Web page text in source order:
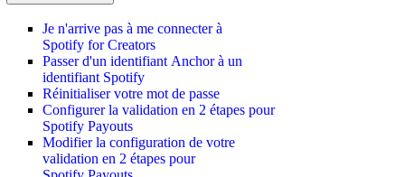
Je n'arrive pas à me connecter à
Spotify for Creators
Passer d'un identifiant Anchor à un
identifiant Spotify
Réinitialiser votre mot de passe
Configurer la validation en 2 étapes pour
Spotify Payouts
Modifier la configuration de votre
validation en 2 étapes pour